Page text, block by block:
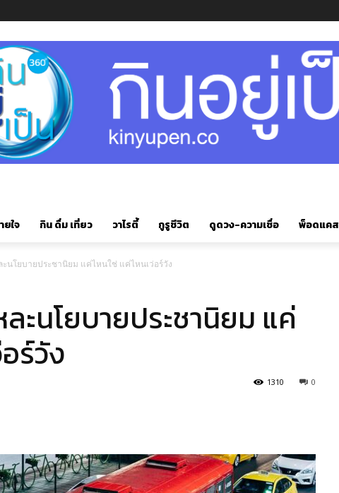
ยใจ กิน ดื่ม เที่ยว วาไรตี้ กูรูชีวิต ดูดวง-ความเชื่อ พ็อดแคส
นโยบายประชานิยม แค่ไหนใช่ แค่ไหนเว่อร์วัง
ะนโยบายประชานิยม แค่
ร์วัง
0
1310